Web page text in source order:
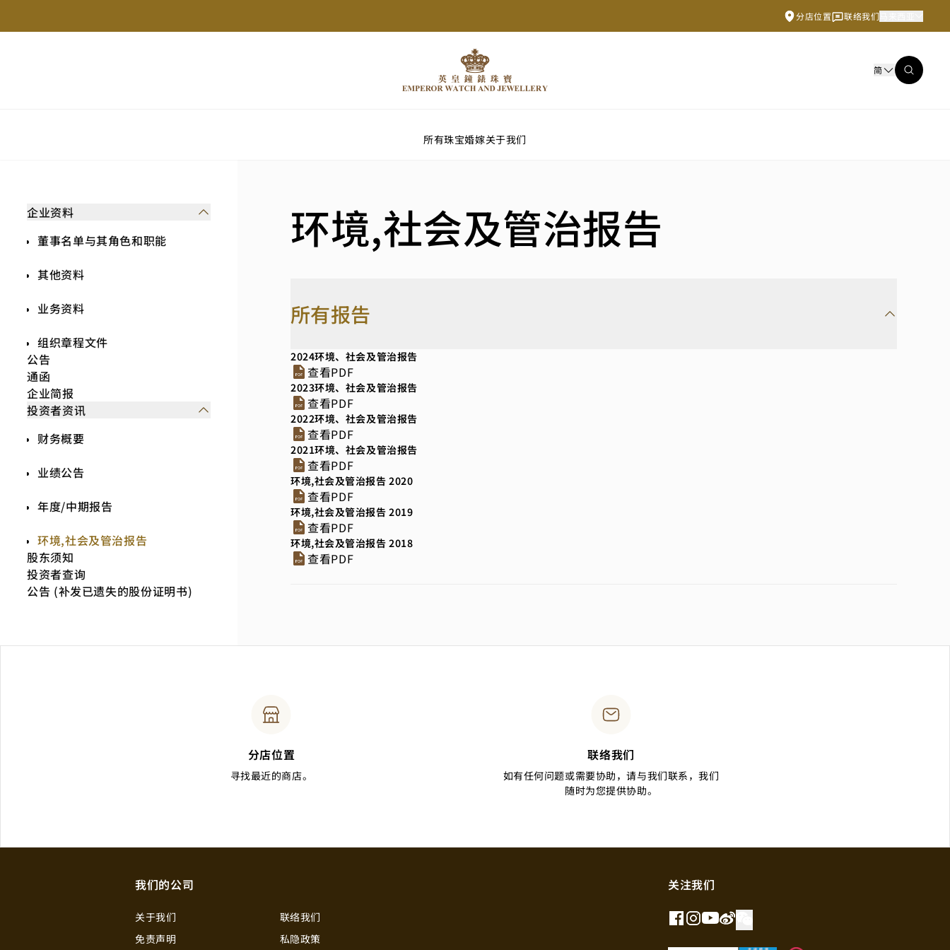
分店位置 联络我们
简
所有珠宝婚嫁关于我们
企业资料
董事名单与其角色和职能
其他资料
业务资料
组织章程文件
公告
通函
企业简报
投资者资讯
财务概要
业绩公告
年度/中期报告
环境,社会及管治报告
股东须知
投资者查询
公告 (补发已遗失的股份证明书)
环境,社会及管治报告
所有报告
2024环境、社会及管治报告
查看PDF
2023环境、社会及管治报告
查看PDF
2022环境、社会及管治报告
查看PDF
2021环境、社会及管治报告
查看PDF
环境,社会及管治报告 2020
查看PDF
环境,社会及管治报告 2019
查看PDF
环境,社会及管治报告 2018
查看PDF
分店位置
寻找最近的商店。
联络我们
如有任何问题或需要协助，请与我们联系，我们
随时为您提供协助。
我们的公司
关于我们
联络我们
免责声明
私隐政策
关注我们